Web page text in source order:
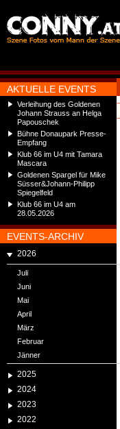
AKTUELLE EVENTS
Verleihung des Goldenen
Johann Strauss an Helga
Papouschek
Bühne Donaupark Presse-
Empfang
Klub 66 im U4 mit Tamara
Mascara
Goldenen Spargel für Mike
Süsser&Johann-Philipp
Spiegelfeld
Klub 66 im U4 am
28.05.2026
EVENTS-ARCHIV
2026
Juli
Juni
Mai
April
März
Februar
Jänner
2025
2024
2023
2022